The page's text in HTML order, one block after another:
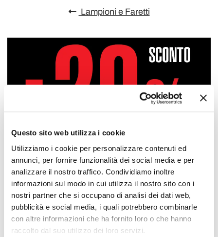
Questo sito web utilizza i cookie
Utilizziamo i cookie per personalizzare contenuti ed
annunci, per fornire funzionalità dei social media e per
analizzare il nostro traffico. Condividiamo inoltre
informazioni sul modo in cui utilizza il nostro sito con i
nostri partner che si occupano di analisi dei dati web,
pubblicità e social media, i quali potrebbero combinarle
con altre informazioni che ha fornito loro o che hanno
raccolto dal suo utilizzo dei loro servizi.
Lampioni e Faretti
Approfittane subito!